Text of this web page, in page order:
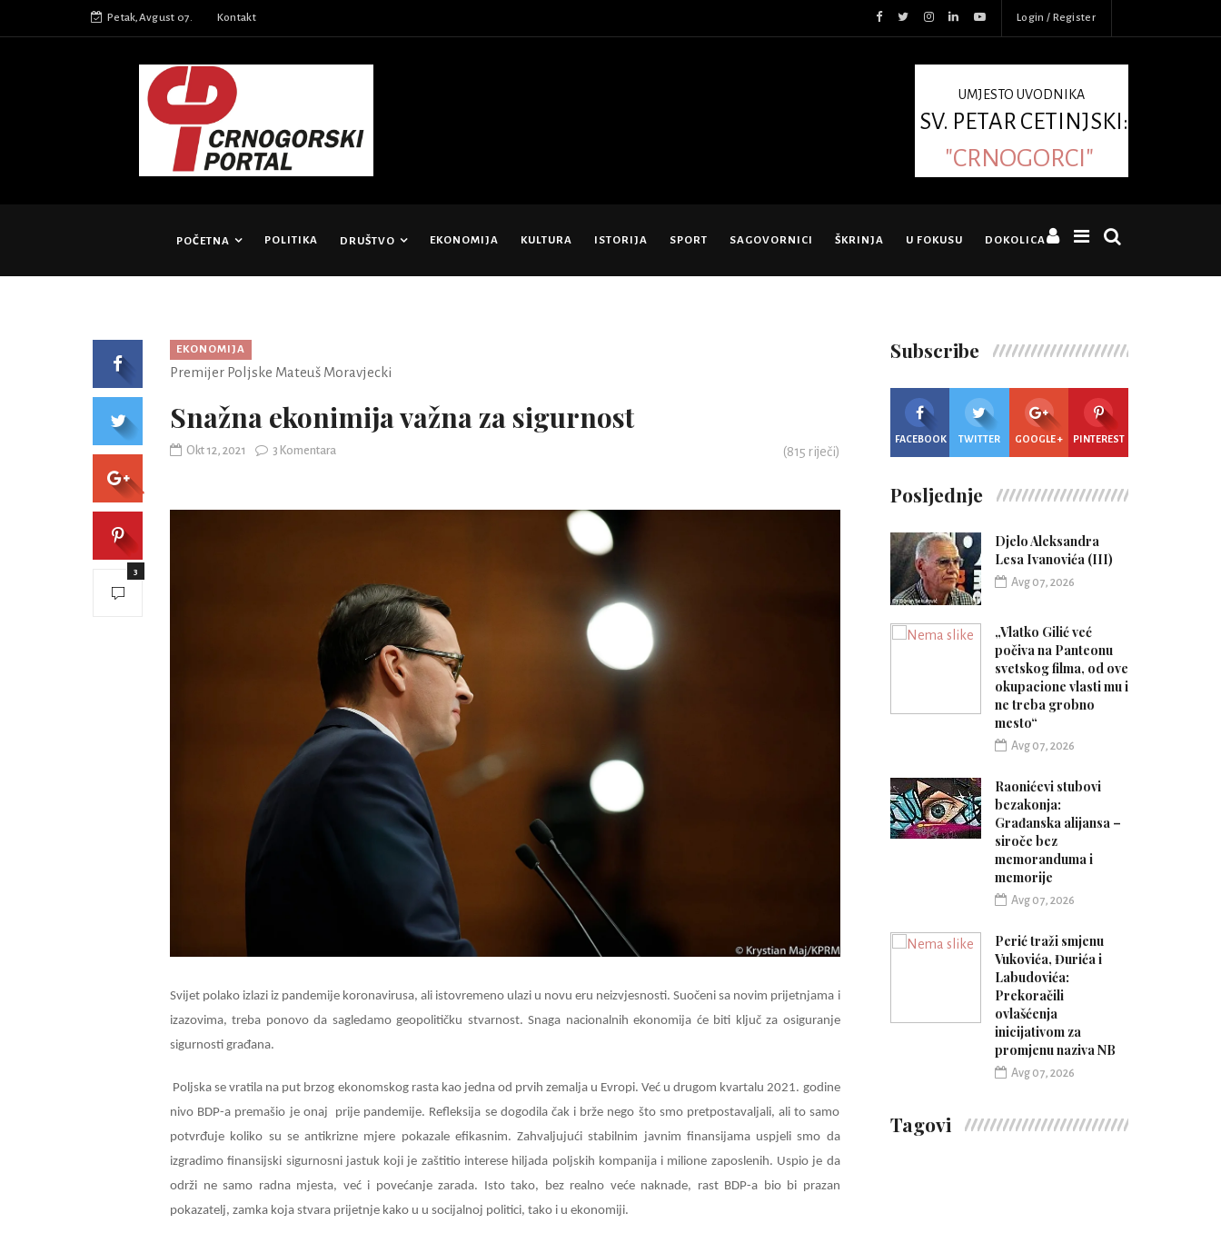
Petak,Avgust 07. Kontakt Login / Register
UMJESTO UVODNIKA
SV. PETAR CETINJSKI:
"CRNOGORCI"
POČETNA POLITIKA DRUŠTVO EKONOMIJA KULTURA ISTORIJA SPORT SAGOVORNICI ŠKRINJA U FOKUSU DOKOLICA
EKONOMIJA
Premijer Poljske Mateuš Moravjecki
Snažna ekonimija važna za sigurnost
Okt 12, 2021 3 Komentara (815 riječi)
Svijet polako izlazi iz pandemije koronavirusa, ali istovremeno ulazi u novu eru neizvjesnosti. Suočeni sa novim prijetnjama i
izazovima, treba ponovo da sagledamo geopolitičku stvarnost. Snaga nacionalnih ekonomija će biti ključ za osiguranje
sigurnosti građana.
Poljska se vratila na put brzog ekonomskog rasta kao jedna od prvih zemalja u Evropi. Već u drugom kvartalu 2021. godine
nivo BDP-a premašio je onaj prije pandemije. Refleksija se dogodila čak i brže nego što smo pretpostavaljali, ali to samo
potvrđuje koliko su se antikrizne mjere pokazale efikasnim. Zahvaljujući stabilnim javnim finansijama uspjeli smo da
izgradimo finansijski sigurnosni jastuk koji je zaštitio interese hiljada poljskih kompanija i milione zaposlenih. Uspio je da
održi ne samo radna mjesta, već i povećanje zarada. Isto tako, bez realno veće naknade, rast BDP-a bio bi prazan
pokazatelj, zamka koja stvara prijetnje kako u u socijalnoj politici, tako i u ekonomiji.
3
Subscribe
FACEBOOK TWITTER GOOGLE + PINTEREST
Posljednje
Djelo Aleksandra
Lesa Ivanovića (III)
Avg 07, 2026
„Vlatko Gilić već
počiva na Panteonu
svetskog filma, od ove
okupacione vlasti mu i
ne treba grobno
mesto“
Avg 07, 2026
Raonićevi stubovi
bezakonja:
Građanska alijansa –
siroče bez
memoranduma i
memorije
Avg 07, 2026
Perić traži smjenu
Vukovića, Đurića i
Labudovića:
Prekoračili
ovlašćenja
inicijativom za
promjenu naziva NB
Avg 07, 2026
Tagovi